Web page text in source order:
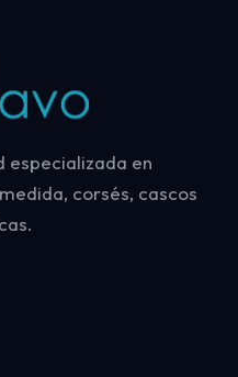
especializada en
corsés, cascos